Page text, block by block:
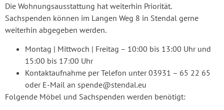
Die Wohnungsausstattung hat weiterhin Priorität.
Sachspenden können im Langen Weg 8 in Stendal gerne
weiterhin abgegeben werden.
Montag | Mittwoch | Freitag – 10:00 bis 13:00 Uhr und
15:00 bis 17:00 Uhr
Kontaktaufnahme per Telefon unter 03931 – 65 22 65
oder E-Mail an spende@stendal.eu
Folgende Möbel und Sachspenden werden benötigt: